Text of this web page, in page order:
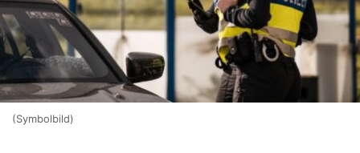
(Symbolbild)